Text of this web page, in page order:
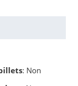
: Non